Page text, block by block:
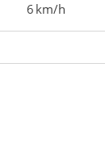
6 km/h